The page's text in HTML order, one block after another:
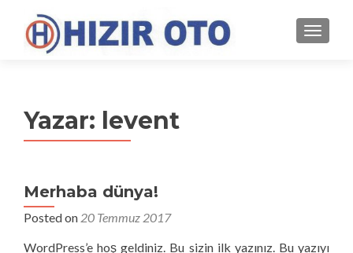
MENU
Yazar: levent
Merhaba dünya!
Posted on 20 Temmuz 2017
WordPress’e hoş geldiniz. Bu sizin ilk yazınız. Bu yazıyı